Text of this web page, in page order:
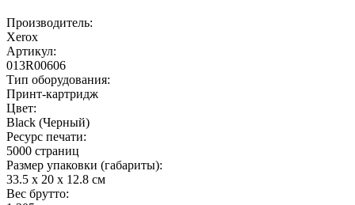
Производитель:
Xerox
Артикул:
013R00606
Тип оборудования:
Принт-картридж
Цвет:
Black (Черный)
Ресурс печати:
5000 страниц
Размер упаковки (габариты):
33.5 x 20 x 12.8 см
Вес брутто: